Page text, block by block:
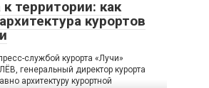
территории: как
курортов
службой курорта «Лучи»
генеральный директор курорта
архитектуру курортной